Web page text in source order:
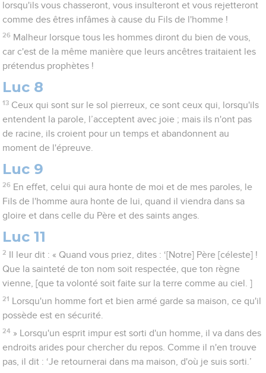
lorsqu'ils vous chasseront, vous insulteront et vous rejetteront
comme des êtres infâmes à cause du Fils de l'homme !
26 Malheur lorsque tous les hommes diront du bien de vous,
car c'est de la même manière que leurs ancêtres traitaient les
prétendus prophètes !
Luc 8
13 Ceux qui sont sur le sol pierreux, ce sont ceux qui, lorsqu'ils
entendent la parole, l’acceptent avec joie ; mais ils n'ont pas
de racine, ils croient pour un temps et abandonnent au
moment de l'épreuve.
Luc 9
26 En effet, celui qui aura honte de moi et de mes paroles, le
Fils de l'homme aura honte de lui, quand il viendra dans sa
gloire et dans celle du Père et des saints anges.
Luc 11
2
Il leur dit : « Quand vous priez, dites : ‘[Notre] Père [céleste] !
Que la sainteté de ton nom soit respectée, que ton règne
vienne, [que ta volonté soit faite sur la terre comme au ciel. ]
21
Lorsqu'un homme fort et bien armé garde sa maison, ce qu'il
possède est en sécurité.
24 » Lorsqu'un esprit impur est sorti d'un homme, il va dans des
endroits arides pour chercher du repos. Comme il n'en trouve
pas, il dit : ‘Je retournerai dans ma maison, d'où je suis sorti.’